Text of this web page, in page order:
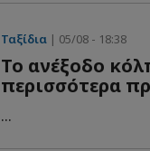
Ταξίδια | 05/08 - 18:38
Το ανέξοδο
περισσότερα
...